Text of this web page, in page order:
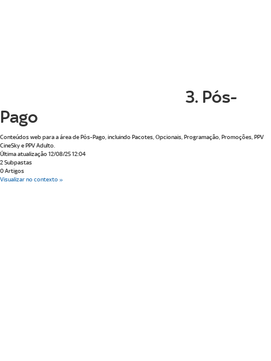
3. Pós-
Pago
Conteúdos web para a área de Pós-Pago, incluindo Pacotes, Opcionais, Programação, Promoções, PPV
CineSky e PPV Adulto.
Última atualização 12/08/25 12:04
2 Subpastas
0 Artigos
Visualizar no contexto »